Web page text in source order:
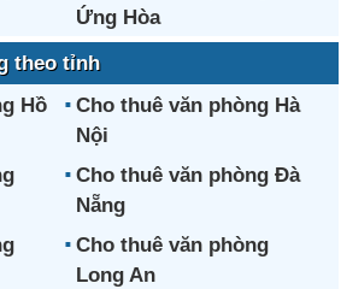
Ứng Hòa
theo tỉnh
Hồ
Cho thuê văn phòng Hà
Nội
Cho thuê văn phòng Đà
Nẵng
Cho thuê văn phòng
Long An